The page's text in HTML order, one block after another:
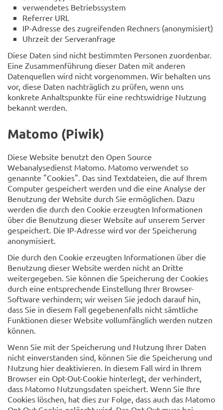
verwendetes Betriebssystem
Referrer URL
IP-Adresse des zugreifenden Rechners (anonymisiert)
Uhrzeit der Serveranfrage
Diese Daten sind nicht bestimmten Personen zuordenbar.
Eine Zusammenführung dieser Daten mit anderen
Datenquellen wird nicht vorgenommen. Wir behalten uns
vor, diese Daten nachträglich zu prüfen, wenn uns
konkrete Anhaltspunkte für eine rechtswidrige Nutzung
bekannt werden.
Matomo (Piwik)
Diese Website benutzt den Open Source
Webanalysedienst Matomo. Matomo verwendet so
genannte "Cookies". Das sind Textdateien, die auf Ihrem
Computer gespeichert werden und die eine Analyse der
Benutzung der Website durch Sie ermöglichen. Dazu
werden die durch den Cookie erzeugten Informationen
über die Benutzung dieser Website auf unserem Server
gespeichert. Die IP-Adresse wird vor der Speicherung
anonymisiert.
Die durch den Cookie erzeugten Informationen über die
Benutzung dieser Website werden nicht an Dritte
weitergegeben. Sie können die Speicherung der Cookies
durch eine entsprechende Einstellung Ihrer Browser-
Software verhindern; wir weisen Sie jedoch darauf hin,
dass Sie in diesem Fall gegebenenfalls nicht sämtliche
Funktionen dieser Website vollumfänglich werden nutzen
können.
Wenn Sie mit der Speicherung und Nutzung Ihrer Daten
nicht einverstanden sind, können Sie die Speicherung und
Nutzung hier deaktivieren. In diesem Fall wird in Ihrem
Browser ein Opt-Out-Cookie hinterlegt, der verhindert,
dass Matomo Nutzungsdaten speichert. Wenn Sie Ihre
Cookies löschen, hat dies zur Folge, dass auch das Matomo